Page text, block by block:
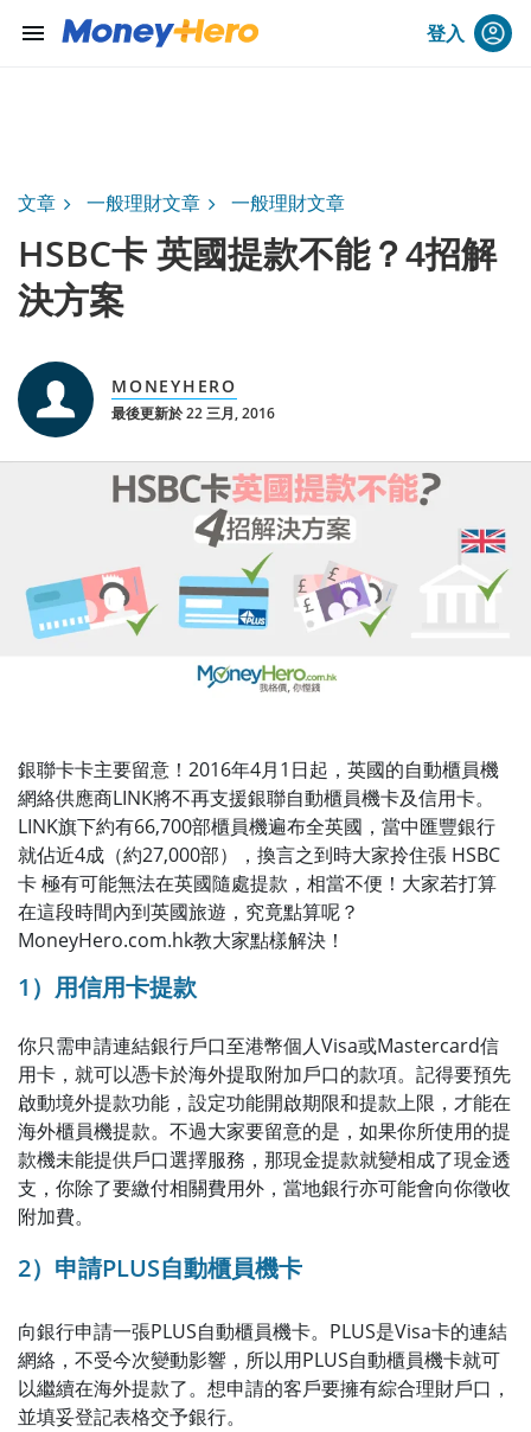
menu 登入
文章 一般理財文章 一般理財文章
HSBC卡 英國提款不能？4招解
決方案
MONEYHERO
最後更新於 22 三月, 2016
銀聯卡卡主要留意！2016年4月1日起，英國的自動櫃員機
網絡供應商LINK將不再支援銀聯自動櫃員機卡及信用卡。
LINK旗下約有66,700部櫃員機遍布全英國，當中匯豐銀行
就佔近4成（約27,000部），換言之到時大家拎住張 HSBC
卡 極有可能無法在英國隨處提款，相當不便！ 大家若打算
在這段時間內到英國旅遊，究竟點算呢？
MoneyHero.com.hk教大家點樣解決！
1）用信用卡提款
你只需申請連結銀行戶口至港幣個人Visa或Mastercard信
用卡，就可以憑卡於海外提取附加戶口的款項。記得要預先
啟動境外提款功能，設定功能開啟期限和提款上限，才能在
海外櫃員機提款。不過大家要留意的是，如果你所使用的提
款機未能提供戶口選擇服務，那現金提款就變相成了現金透
支，你除了要繳付相關費用外，當地銀行亦可能會向你徵收
附加費。
2）申請PLUS自動櫃員機卡
向銀行申請一張PLUS自動櫃員機卡。PLUS是Visa卡的連結
網絡，不受今次變動影響，所以用PLUS自動櫃員機卡就可
以繼續在海外提款了。想申請的客戶要擁有綜合理財戶口，
並填妥登記表格交予銀行。